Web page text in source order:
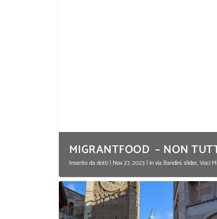
MIGRANTFOOD – NON
Inserito da dotti| Nov 27, 2023 | in via Bandini,slider,Voci